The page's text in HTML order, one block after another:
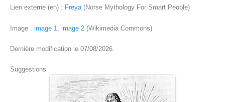
Lien externe (en) : Freya(Norse Mythology For Smart People)
Image : image 1 image 2 (Wikimedia Commons)
Dernière modification le 07/08/2026.
Suggestions